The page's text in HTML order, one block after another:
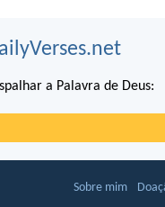
a Palavra de Deus:
Sobre mim